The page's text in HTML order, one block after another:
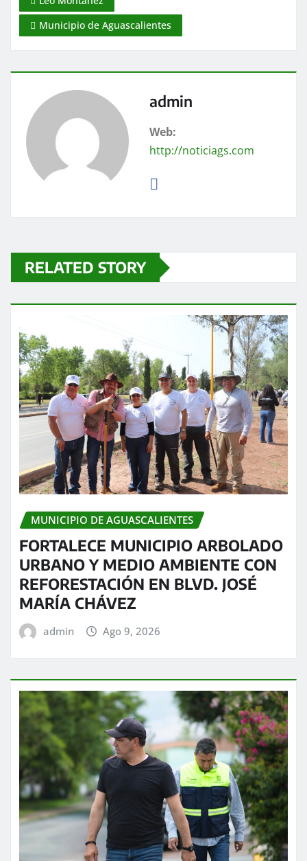
Municipio de Aguascalientes
admin
Web:
http://noticiags.com
RELATED STORY
MUNICIPIO DE AGUASCALIENTES
FORTALECE MUNICIPIO ARBOLADO
URBANO Y MEDIO AMBIENTE CON
REFORESTACIÓN EN BLVD. JOSÉ
MARÍA CHÁVEZ
admin Ago 9, 2026